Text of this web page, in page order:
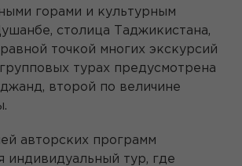
горами и культурным
столица Таджикистана,
точкой многих экскурсий
турах предусмотрена
второй по величине
авторских программ
индивидуальный тур, где